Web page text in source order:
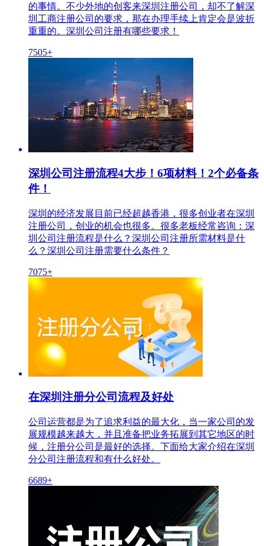
的事情。不少外地的创客来深圳注册公司，却不了解深
圳工商注册公司的要求，那在办理手续上肯定会是波折
重重的。深圳公司注册有哪些要求！
7505+
深圳公司注册流程4大步！6项材料！2个必备条
件！
深圳的经济发展目前已经超越香港，很多创业者在深圳
注册公司，创业的机会也很多。很多老板经常咨询：深
圳公司注册流程是什么？深圳公司注册所需材料是什
么？深圳公司注册需要什么条件？
7075+
在深圳注册分公司流程及好处
公司运营都是为了追求利益的最大化，当一家公司的发
展规模越来越大，并且准备把业务拓展到其它地区的时
候，注册分公司是最好的选择。下面给大家介绍在深圳
分公司注册流程和有什么好处。
6689+